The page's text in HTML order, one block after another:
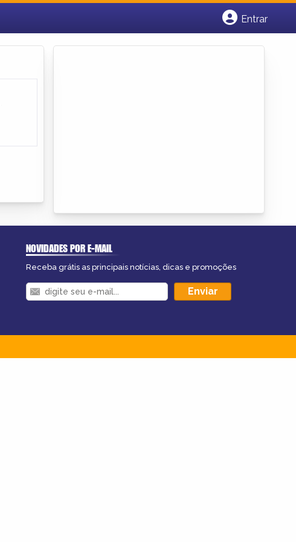
Entrar
NOVIDADES POR E-MAIL
Receba grátis as principais notícias, dicas e promoções